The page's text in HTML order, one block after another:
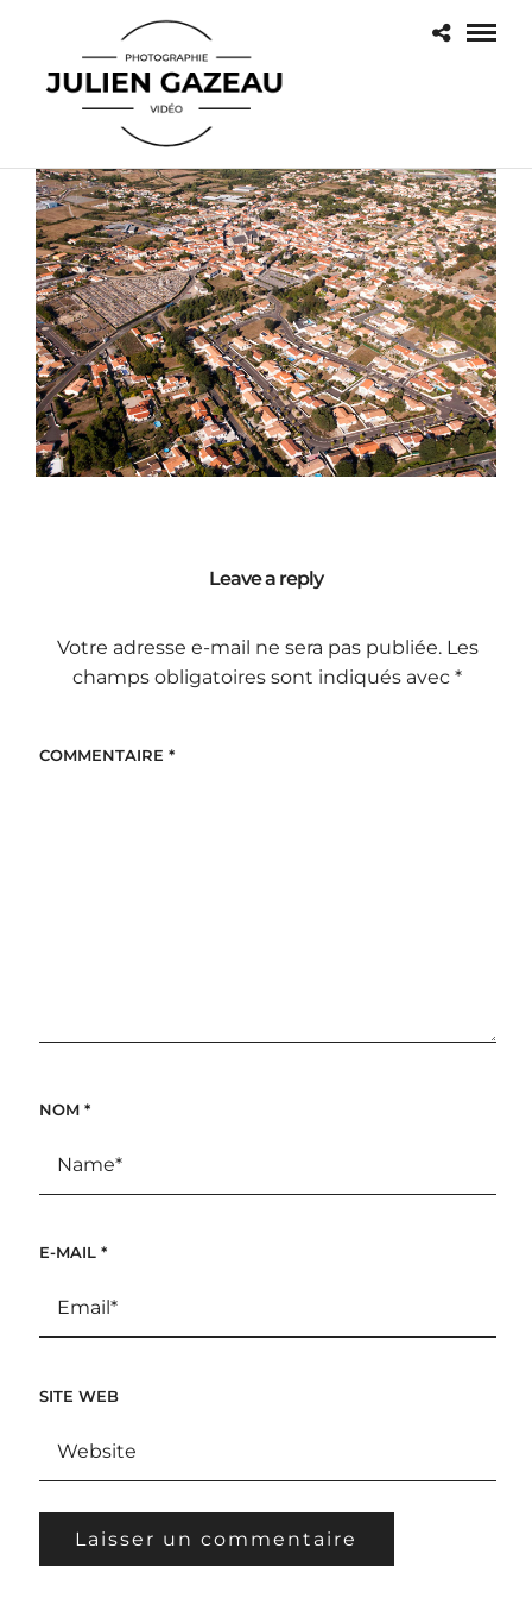
Leave a reply
Votre adresse e-mail ne sera pas publiée. Les
champs obligatoires sont indiqués avec*
COMMENTAIRE *
NOM *
E-MAIL *
SITE WEB